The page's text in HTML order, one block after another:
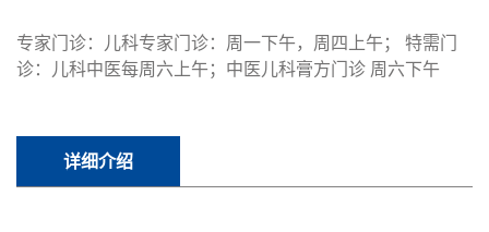
专家门诊：儿科专家门诊：周一下午，周四上午； 特需门
诊：儿科中医每周六上午；中医儿科膏方门诊 周六下午
详细介绍